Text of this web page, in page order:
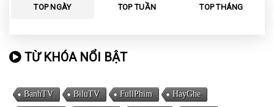
TOP NGÀY TOP TUẦN TOP THÁNG
TỪ KHÓA NỔI BẬT
BanhTV BiluTV FullPhim HayGhe